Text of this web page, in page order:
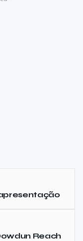
apresentação
Reach